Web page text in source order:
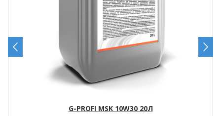
G-PROFI MSK 10W30 20Л